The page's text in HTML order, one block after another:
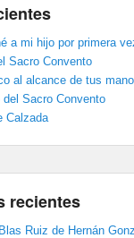
a mi hijo por primera
Sacro Convento
al alcance de tus
del Sacro Convento
Calzada
recientes
Blas Ruiz de Hernán